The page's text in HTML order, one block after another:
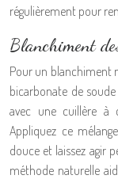
régulièrement pour
Blanchiment
Pour un blanchiment
bicarbonate de
avec une cuillère à
Appliquez ce
douce et laissez agir
méthode naturelle